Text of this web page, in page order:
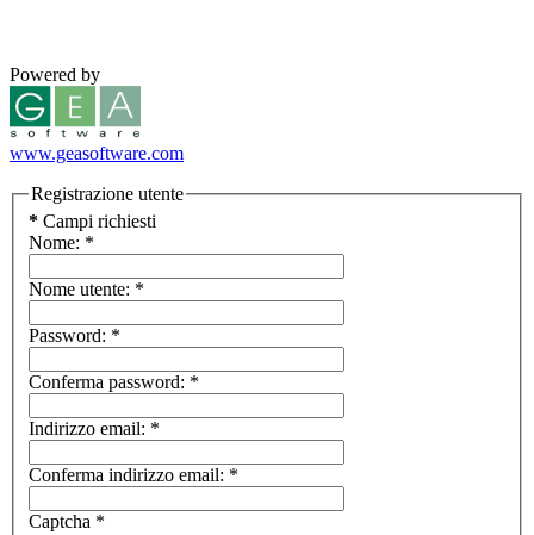
Powered by
www.geasoftware.com
Registrazione utente
* Campi richiesti
Nome: *
Nome utente: *
Password: *
Conferma password: *
Indirizzo email: *
Conferma indirizzo email: *
Captcha *